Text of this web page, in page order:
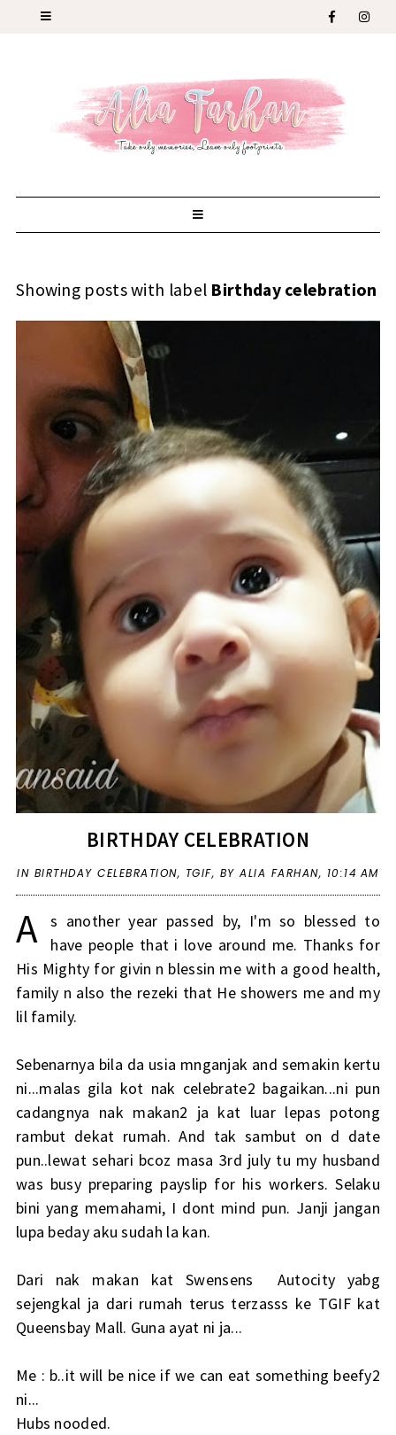
Showing posts with label Birthday celebration
BIRTHDAY CELEBRATION
IN BIRTHDAY CELEBRATION, TGIF, BY ALIA FARHAN, 10:14 AM
A
s another year passed by, I'm so blessed to
have people that i love around me. Thanks for
His Mighty for givin n blessin me with a good health,
family n also the rezeki that He showers me and my
lil family.
Sebenarnya bila da usia mnganjak and semakin kertu
ni...malas gila kot nak celebrate2 bagaikan...ni pun
cadangnya nak makan2 ja kat luar lepas potong
rambut dekat rumah. And tak sambut on d date
pun..lewat sehari bcoz masa 3rd july tu my husband
was busy preparing payslip for his workers. Selaku
bini yang memahami, I dont mind pun. Janji jangan
lupa beday aku sudah la kan.
Dari nak makan kat Swensens Autocity yabg
sejengkal ja dari rumah terus terzasss ke TGIF kat
Queensbay Mall. Guna ayat ni ja...
Me : b..it will be nice if we can eat something beefy2
ni...
Hubs nooded.